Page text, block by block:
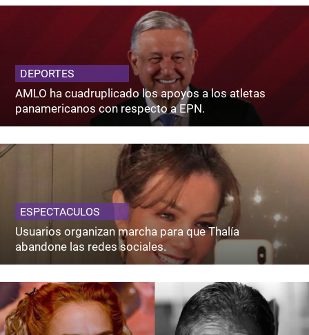
DEPORTES
AMLO ha cuadruplicado los apoyos a los atletas
panamericanos con respecto a EPN.
ESPECTACULOS
Usuarios organizan marcha para que Thalía
abandone las redes sociales.